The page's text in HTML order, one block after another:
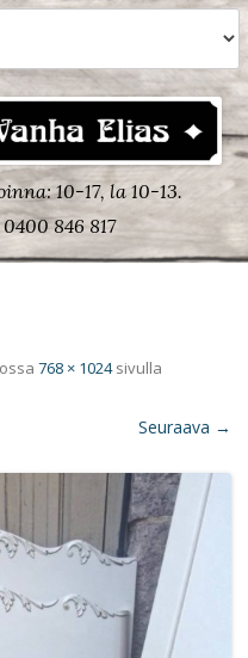
10-17, la 10-13.
846 817
768 × 1024sivulla
Seuraava →